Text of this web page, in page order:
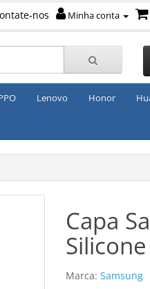
nos Minha conta
Lenovo Honor
Capa
Silicone
Marca: Samsung